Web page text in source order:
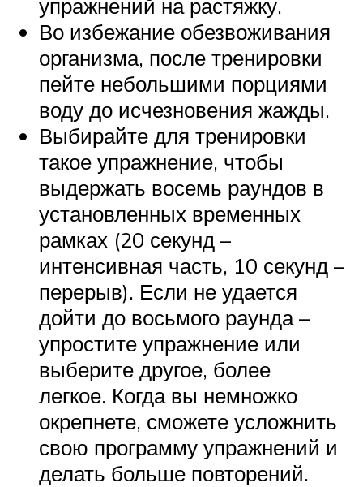
упражнений на растяжку.
Во избежание обезвоживания
организма, после тренировки
пейте небольшими порциями
воду до исчезновения жажды.
Выбирайте для тренировки
такое упражнение, чтобы
выдержать восемь раундов в
установленных временных
рамках (20 секунд –
интенсивная часть, 10 секунд –
перерыв). Если не удается
дойти до восьмого раунда –
упростите упражнение или
выберите другое, более
легкое. Когда вы немножко
окрепнете, сможете усложнить
свою программу упражнений и
делать больше повторений.